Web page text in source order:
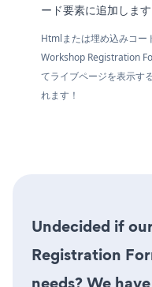
ード要素に追加します
Htmlまたは埋め込みコー
Workshop Registration
てライブページを表示す
れます！
Undecided if
Registration